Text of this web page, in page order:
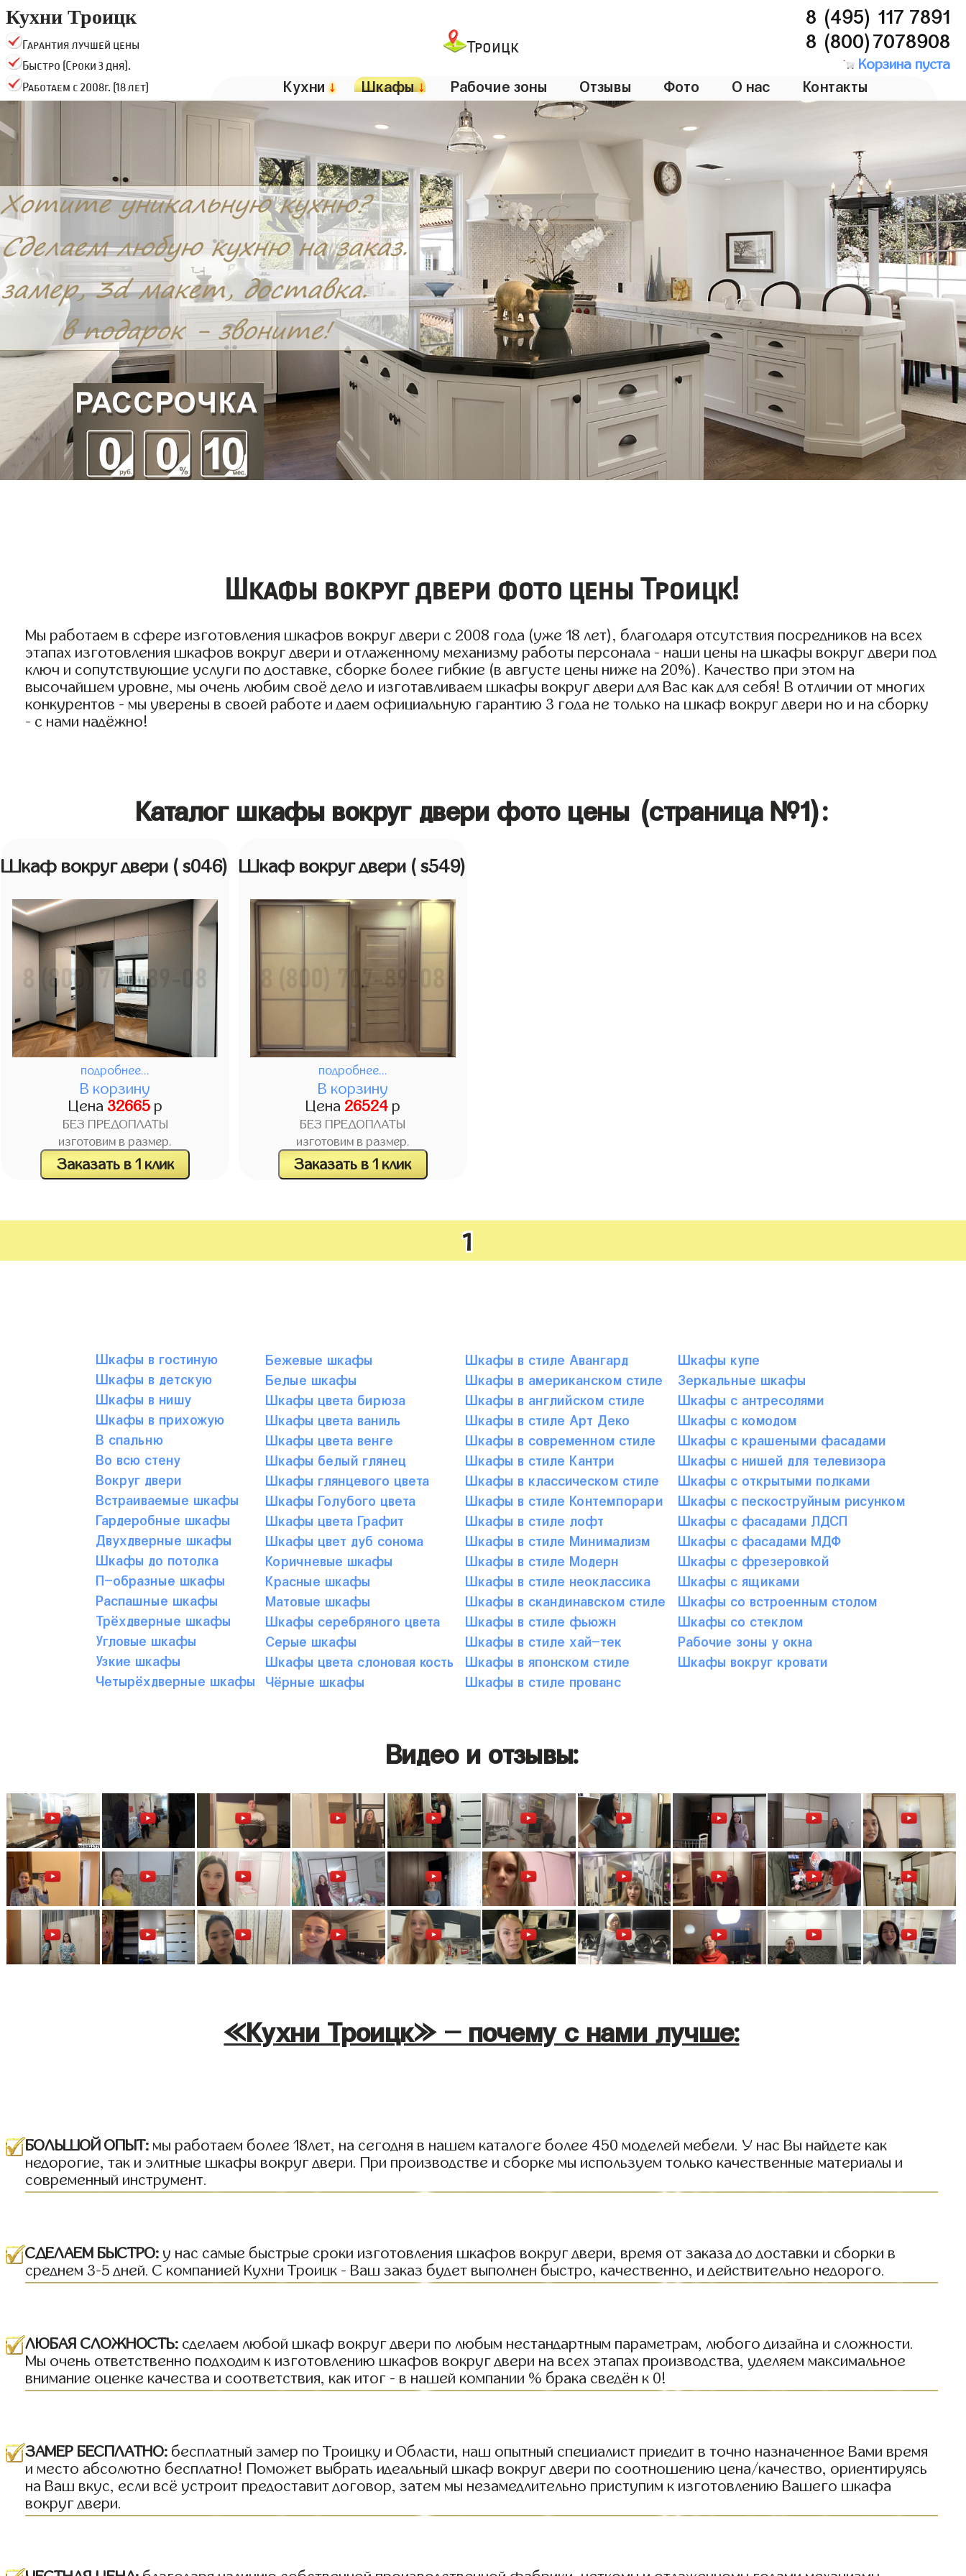
Кухни Троицк
Гарантия лучшей цены
Быстро (Сроки 3 дня).
Работаем с 2008г. (18 лет)
Троицк
8 (495) 117 7891
8 (800)7078908
Корзина пуста
Кухни↓ Шкафы↓ Рабочие зоны Отзывы Фото О нас Контакты
Шкафы вокруг двери фото цены Троицк!
Мы работаем в сфере изготовления шкафов вокруг двери с 2008 года (уже 18 лет), благодаря отсутствия посредников на всех
этапах изготовления шкафов вокруг двери и отлаженному механизму работы персонала - наши цены на шкафы вокруг двери под
ключ и сопутствующие услуги по доставке, сборке более гибкие (в августе цены ниже на 20%). Качество при этом на
высочайшем уровне, мы очень любим своё дело и изготавливаем шкафы вокруг двери для Вас как для себя! В отличии от многих
конкурентов - мы уверены в своей работе и даем официальную гарантию 3 года не только на шкаф вокруг двери но и на сборку
- с нами надёжно!
Каталог шкафы вокруг двери фото цены (страница №1):
Шкаф вокруг двери ( s046)
подробнее...
В корзину
Цена 32665р
БЕЗ ПРЕДОПЛАТЫ
изготовим в размер.
Заказать в 1 клик
Шкаф вокруг двери ( s549)
подробнее...
В корзину
Цена 26524р
БЕЗ ПРЕДОПЛАТЫ
изготовим в размер.
Заказать в 1 клик
1
Шкафы в гостиную Бежевые шкафы Шкафы в стиле Авангард
Шкафы купе
Шкафы в детскую
Белые шкафы Шкафы в американском стиле
Зеркальные шкафы
Шкафы в нишу
Шкафы цвета бирюза Шкафы в английском стиле
Шкафы с антресолями
Шкафы в прихожую
Шкафы цвета ваниль Шкафы в стиле Арт Деко
Шкафы с комодом
В спальню
Шкафы цвета венге Шкафы в современном стиле
Шкафы с крашеными фасадами
Во всю стену
Шкафы белый глянец Шкафы в стиле Кантри
Шкафы с нишей для телевизора
Вокруг двери
Шкафы глянцевого цвета Шкафы в классическом стиле
Шкафы с открытыми полками
Встраиваемые шкафы
Шкафы Голубого цвета Шкафы в стиле Контемпорари
Шкафы с пескоструйным рисунком
Гардеробные шкафы
Шкафы цвета Графит Шкафы в стиле лофт
Шкафы с фасадами ЛДСП
Двухдверные шкафы
Шкафы цвет дуб сонома Шкафы в стиле Минимализм
Шкафы с фасадами МДФ
Шкафы до потолка
Коричневые шкафы Шкафы в стиле Модерн
Шкафы с фрезеровкой
П-образные шкафы
Красные шкафы Шкафы в стиле неоклассика
Шкафы с ящиками
Распашные шкафы
Матовые шкафы Шкафы в скандинавском стиле
Шкафы со встроенным столом
Трёхдверные шкафы
Шкафы серебряного цвета Шкафы в стиле фьюжн
Шкафы со стеклом
Угловые шкафы
Серые шкафы Шкафы в стиле хай-тек
Рабочие зоны у окна
Узкие шкафы
Шкафы цвета слоновая кость Шкафы в японском стиле
Шкафы вокруг кровати
Четырёхдверные шкафы
Чёрные шкафы Шкафы в стиле прованс
Видео и отзывы:
«Кухни Троицк» - почему с нами лучше:
БОЛЬШОЙ ОПЫТ: мы работаем более 18лет, на сегодня в нашем каталоге более 450 моделей мебели. У нас Вы найдете как
недорогие, так и элитные шкафы вокруг двери. При производстве и сборке мы используем только качественные материалы и
современный инструмент.
СДЕЛАЕМ БЫСТРО: у нас самые быстрые сроки изготовления шкафов вокруг двери, время от заказа до доставки и сборки в
среднем 3-5 дней. С компанией Кухни Троицк - Ваш заказ будет выполнен быстро, качественно, и действительно недорого.
ЛЮБАЯ СЛОЖНОСТЬ: сделаем любой шкаф вокруг двери по любым нестандартным параметрам, любого дизайна и сложности.
Мы очень ответственно подходим к изготовлению шкафов вокруг двери на всех этапах производства, уделяем максимальное
внимание оценке качества и соответствия, как итог - в нашей компании % брака сведён к 0!
ЗАМЕР БЕСПЛАТНО: бесплатный замер по Троицку и Области, наш опытный специалист приедит в точно назначенное Вами время
и место абсолютно бесплатно! Поможет выбрать идеальный шкаф вокруг двери по соотношению цена/качество, ориентируясь
на Ваш вкус, если всё устроит предоставит договор, затем мы незамедлительно приступим к изготовлению Вашего шкафа
вокруг двери.